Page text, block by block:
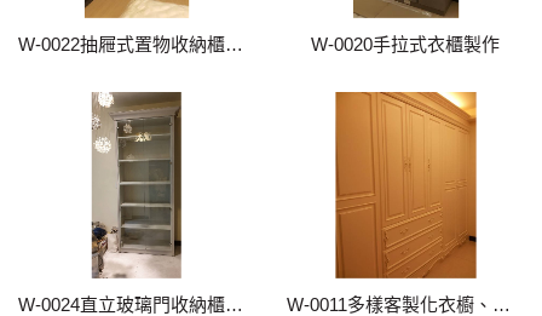
W-0022抽屜式置物收納櫃訂製 W-0020手拉式衣櫃製作
W-0024直立玻璃門收納櫃訂製 W-0011多樣客製化衣櫥、衣櫃